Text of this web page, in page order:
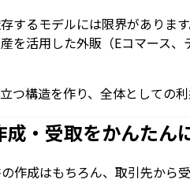
するモデルには限界がありま
を活用した外販（Eコマース
つ構造を作り、全体としての
・ 受取をかんたん
作成はもちろん、 取引先から